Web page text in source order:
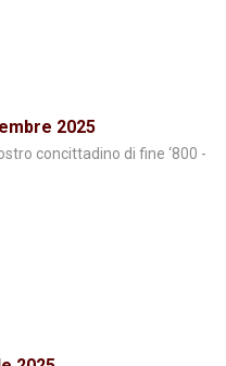
2025
concittadino di fine ‘800 -